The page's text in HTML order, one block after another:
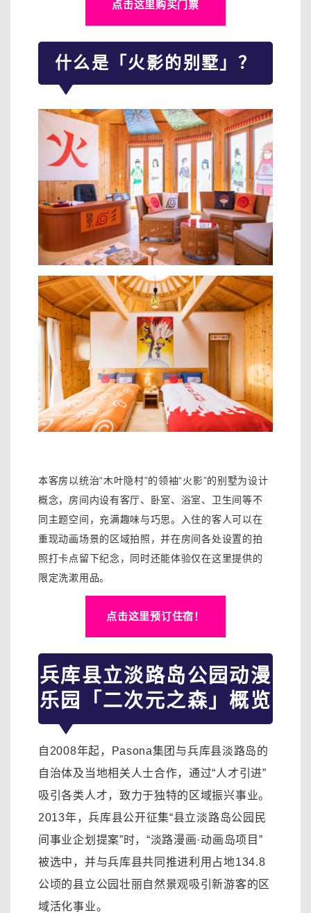
点击这里购买门票
什么是「火影的别墅」？
本客房以统治“木叶隐村”的领袖“火影”的别墅为设计
概念，房间内设有客厅、卧室、浴室、卫生间等不
同主题空间，充满趣味与巧思。入住的客人可以在
重现动画场景的区域拍照，并在房间各处设置的拍
照打卡点留下纪念，同时还能体验仅在这里提供的
限定洗漱用品。
点击这里预订住宿！
兵库县立淡路岛公园动漫
乐园「二次元之森」概览
自2008年起，Pasona集团与兵库县淡路岛的
自治体及当地相关人士合作，通过“人才引进”
吸引各类人才，致力于独特的区域振兴事业。
2013年，兵库县公开征集“县立淡路岛公园民
间事业企划提案”时，“淡路漫画·动画岛项目”
被选中，并与兵库县共同推进利用占地134.8
公顷的县立公园壮丽自然景观吸引新游客的区
域活化事业。